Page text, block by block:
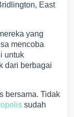
East
yang
mencoba
untuk
dari berbagai
bersama. Tidak
sudah